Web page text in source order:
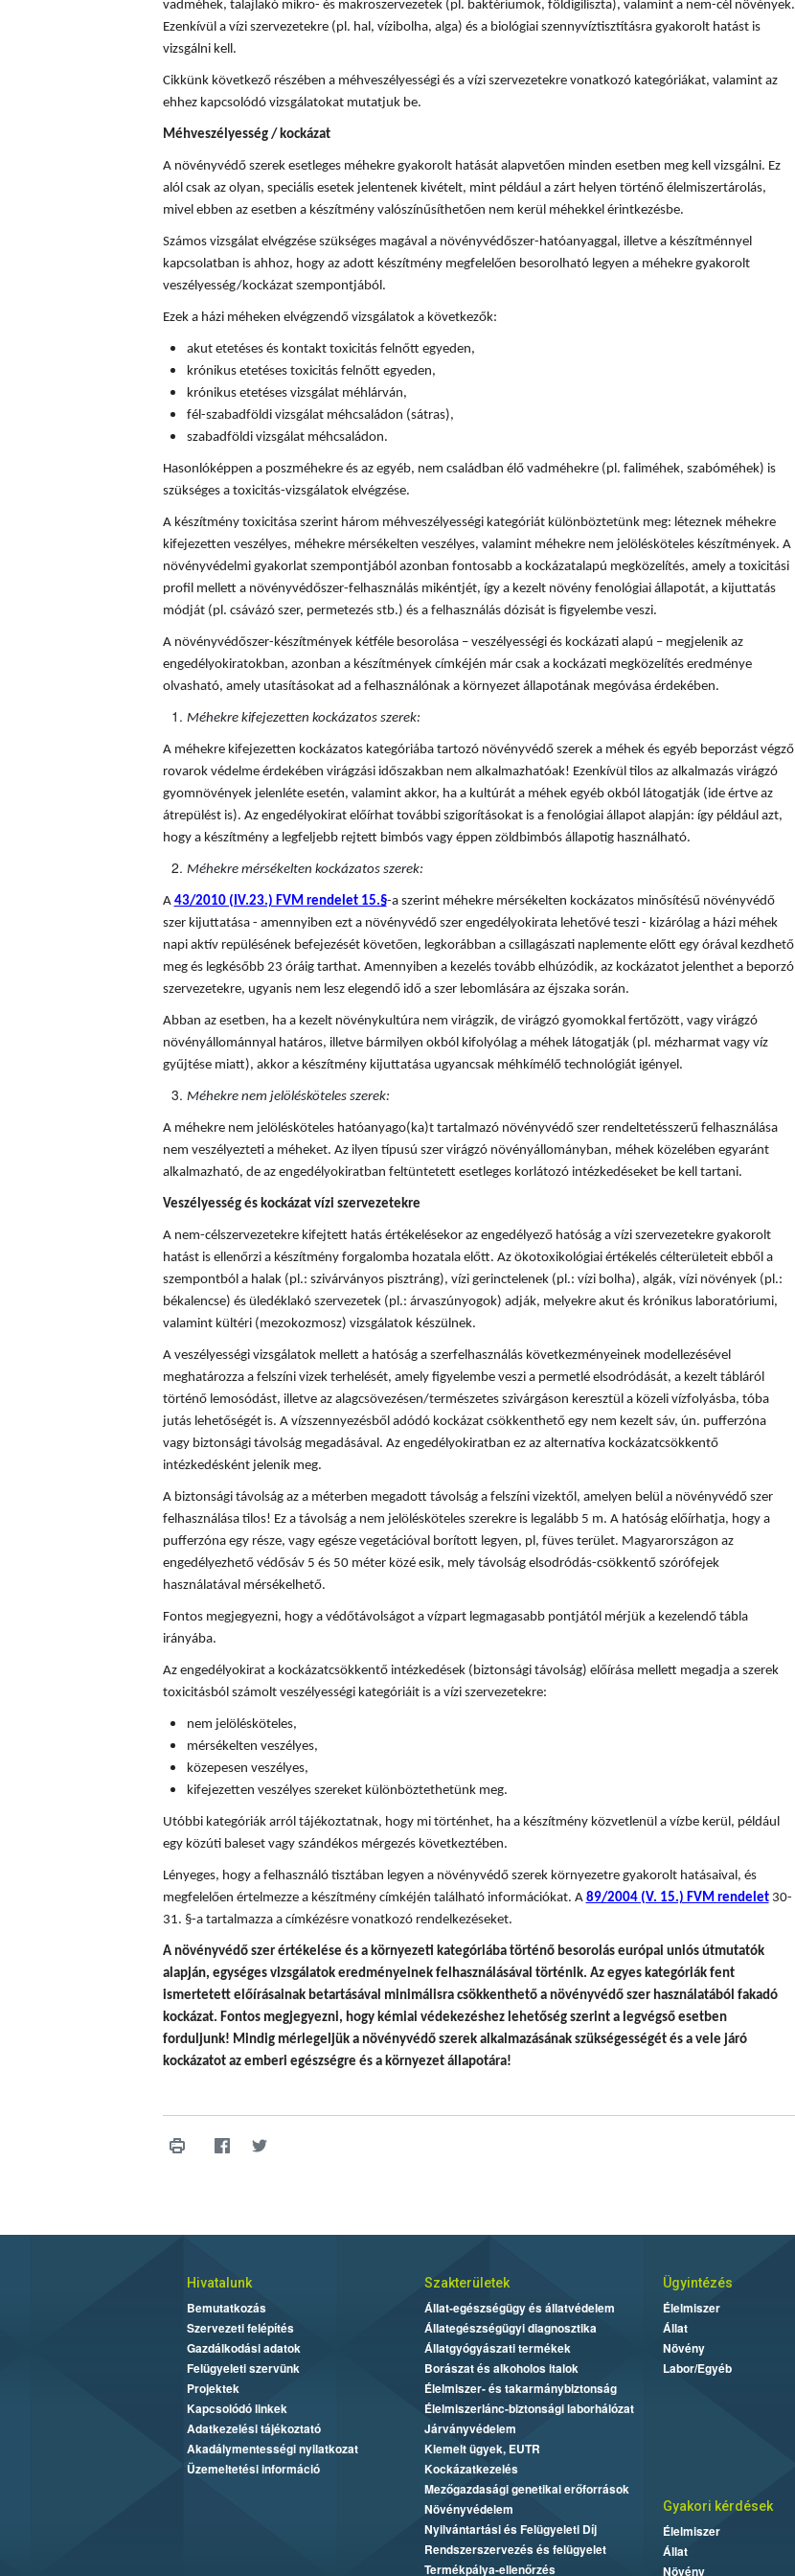
vadméhek, talajlakó mikro- és makroszervezetek (pl. baktériumok, földigiliszta), valamint a nem-cél növények.
Ezenkívül a vízi szervezetekre (pl. hal, vízibolha, alga) és a biológiai szennyvíztisztításra gyakorolt hatást is
vizsgálni kell.
Cikkünk következő részében a méhveszélyességi és a vízi szervezetekre vonatkozó kategóriákat, valamint az
ehhez kapcsolódó vizsgálatokat mutatjuk be.
Méhveszélyesség / kockázat
A növényvédő szerek esetleges méhekre gyakorolt hatását alapvetően minden esetben meg kell vizsgálni. Ez
alól csak az olyan, speciális esetek jelentenek kivételt, mint például a zárt helyen történő élelmiszertárolás,
mivel ebben az esetben a készítmény valószínűsíthetően nem kerül méhekkel érintkezésbe.
Számos vizsgálat elvégzése szükséges magával a növényvédőszer-hatóanyaggal, illetve a készítménnyel
kapcsolatban is ahhoz, hogy az adott készítmény megfelelően besorolható legyen a méhekre gyakorolt
veszélyesség/kockázat szempontjából.
Ezek a házi méheken elvégzendő vizsgálatok a következők:
akut etetéses és kontakt toxicitás felnőtt egyeden,
krónikus etetéses toxicitás felnőtt egyeden,
krónikus etetéses vizsgálat méhlárván,
fél-szabadföldi vizsgálat méhcsaládon (sátras),
szabadföldi vizsgálat méhcsaládon.
Hasonlóképpen a poszméhekre és az egyéb, nem családban élő vadméhekre (pl. faliméhek, szabóméhek) is
szükséges a toxicitás-vizsgálatok elvégzése.
A készítmény toxicitása szerint három méhveszélyességi kategóriát különböztetünk meg: léteznek méhekre
kifejezetten veszélyes, méhekre mérsékelten veszélyes, valamint méhekre nem jelölésköteles készítmények. A
növényvédelmi gyakorlat szempontjából azonban fontosabb a kockázatalapú megközelítés, amely a toxicitási
profil mellett a növényvédőszer-felhasználás mikéntjét, így a kezelt növény fenológiai állapotát, a kijuttatás
módját (pl. csávázó szer, permetezés stb.) és a felhasználás dózisát is figyelembe veszi.
A növényvédőszer-készítmények kétféle besorolása – veszélyességi és kockázati alapú – megjelenik az
engedélyokiratokban, azonban a készítmények címkéjén már csak a kockázati megközelítés eredménye
olvasható, amely utasításokat ad a felhasználónak a környezet állapotának megóvása érdekében.
Méhekre kifejezetten kockázatos szerek:
A méhekre kifejezetten kockázatos kategóriába tartozó növényvédő szerek a méhek és egyéb beporzást végző
rovarok védelme érdekében virágzási időszakban nem alkalmazhatóak! Ezenkívül tilos az alkalmazás virágzó
gyomnövények jelenléte esetén, valamint akkor, ha a kultúrát a méhek egyéb okból látogatják (ide értve az
átrepülést is). Az engedélyokirat előírhat további szigorításokat is a fenológiai állapot alapján: így például azt,
hogy a készítmény a legfeljebb rejtett bimbós vagy éppen zöldbimbós állapotig használható.
Méhekre mérsékelten kockázatos szerek:
A 43/2010 (IV.23.) FVM rendelet 15.§-a szerint méhekre mérsékelten kockázatos minősítésű növényvédő
szer kijuttatása - amennyiben ezt a növényvédő szer engedélyokirata lehetővé teszi - kizárólag a házi méhek
napi aktív repülésének befejezését követően, legkorábban a csillagászati naplemente előtt egy órával kezdhető
meg és legkésőbb 23 óráig tarthat. Amennyiben a kezelés tovább elhúzódik, az kockázatot jelenthet a beporzó
szervezetekre, ugyanis nem lesz elegendő idő a szer lebomlására az éjszaka során.
Abban az esetben, ha a kezelt növénykultúra nem virágzik, de virágzó gyomokkal fertőzött, vagy virágzó
növényállománnyal határos, illetve bármilyen okból kifolyólag a méhek látogatják (pl. mézharmat vagy víz
gyűjtése miatt), akkor a készítmény kijuttatása ugyancsak méhkímélő technológiát igényel.
Méhekre nem jelölésköteles szerek:
A méhekre nem jelölésköteles hatóanyago(ka)t tartalmazó növényvédő szer rendeltetésszerű felhasználása
nem veszélyezteti a méheket. Az ilyen típusú szer virágzó növényállományban, méhek közelében egyaránt
alkalmazható, de az engedélyokiratban feltüntetett esetleges korlátozó intézkedéseket be kell tartani.
Veszélyesség és kockázat vízi szervezetekre
A nem-célszervezetekre kifejtett hatás értékelésekor az engedélyező hatóság a vízi szervezetekre gyakorolt
hatást is ellenőrzi a készítmény forgalomba hozatala előtt. Az ökotoxikológiai értékelés célterületeit ebből a
szempontból a halak (pl.: szivárványos pisztráng), vízi gerinctelenek (pl.: vízi bolha), algák, vízi növények (pl.:
békalencse) és üledéklakó szervezetek (pl.: árvaszúnyogok) adják, melyekre akut és krónikus laboratóriumi,
valamint kültéri (mezokozmosz) vizsgálatok készülnek.
A veszélyességi vizsgálatok mellett a hatóság a szerfelhasználás következményeinek modellezésével
meghatározza a felszíni vizek terhelését, amely figyelembe veszi a permetlé elsodródását, a kezelt tábláról
történő lemosódást, illetve az alagcsövezésen/természetes szivárgáson keresztül a közeli vízfolyásba, tóba
jutás lehetőségét is. A vízszennyezésből adódó kockázat csökkenthető egy nem kezelt sáv, ún. pufferzóna
vagy biztonsági távolság megadásával. Az engedélyokiratban ez az alternatíva kockázatcsökkentő
intézkedésként jelenik meg.
A biztonsági távolság az a méterben megadott távolság a felszíni vizektől, amelyen belül a növényvédő szer
felhasználása tilos! Ez a távolság a nem jelölésköteles szerekre is legalább 5 m. A hatóság előírhatja, hogy a
pufferzóna egy része, vagy egésze vegetációval borított legyen, pl, füves terület. Magyarországon az
engedélyezhető védősáv 5 és 50 méter közé esik, mely távolság elsodródás-csökkentő szórófejek
használatával mérsékelhető.
Fontos megjegyezni, hogy a védőtávolságot a vízpart legmagasabb pontjától mérjük a kezelendő tábla
irányába.
Az engedélyokirat a kockázatcsökkentő intézkedések (biztonsági távolság) előírása mellett megadja a szerek
toxicitásból számolt veszélyességi kategóriáit is a vízi szervezetekre:
nem jelölésköteles,
mérsékelten veszélyes,
közepesen veszélyes,
kifejezetten veszélyes szereket különböztethetünk meg.
Utóbbi kategóriák arról tájékoztatnak, hogy mi történhet, ha a készítmény közvetlenül a vízbe kerül, például
egy közúti baleset vagy szándékos mérgezés következtében.
Lényeges, hogy a felhasználó tisztában legyen a növényvédő szerek környezetre gyakorolt hatásaival, és
megfelelően értelmezze a készítmény címkéjén található információkat. A 89/2004 (V. 15.) FVM rendelet30-
31. §-a tartalmazza a címkézésre vonatkozó rendelkezéseket.
A növényvédő szer értékelése és a környezeti kategóriába történő besorolás európai uniós útmutatók
alapján, egységes vizsgálatok eredményeinek felhasználásával történik. Az egyes kategóriák fent
ismertetett előírásainak betartásával minimálisra csökkenthető a növényvédő szer használatából fakadó
kockázat. Fontos megjegyezni, hogykémiai védekezéshez lehetőség szerint a legvégső esetben
forduljunk! Mindig mérlegeljük a növényvédő szerek alkalmazásának szükségességét és a vele járó
kockázatot az emberi egészségre és a környezet állapotára!
Hivatalunk
Bemutatkozás
Szervezeti felépítés
Gazdálkodási adatok
Felügyeleti szervünk
Projektek
Kapcsolódó linkek
Adatkezelési tájékoztató
Akadálymentességi nyilatkozat
Üzemeltetési információ
Szakterületek
Állat-egészségügy és állatvédelem
Állategészségügyi diagnosztika
Állatgyógyászati termékek
Borászat és alkoholos italok
Élelmiszer- és takarmánybiztonság
Élelmiszerlánc-biztonsági laborhálózat
Járványvédelem
Kiemelt ügyek, EUTR
Kockázatkezelés
Mezőgazdasági genetikai erőforrások
Növényvédelem
Nyilvántartási és Felügyeleti Díj
Rendszerszervezés és felügyelet
Termékpálya-ellenőrzés
Ügyintézés
Élelmiszer
Állat
Növény
Labor/Egyéb
Gyakori kérdések
Élelmiszer
Állat
Növény